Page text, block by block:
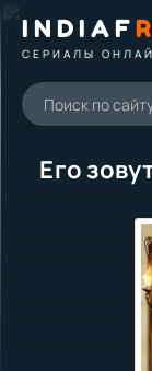
INDIAF
СЕРИАЛЫ
Его